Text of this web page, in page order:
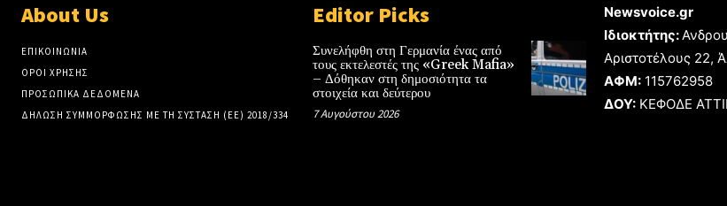
About Us
ΕΠΙΚΟΙΝΩΝΙΑ
ΟΡΟΙ ΧΡΗΣΗΣ
ΠΡΟΣΩΠΙΚΑ ΔΕΔΟΜΕΝΑ
ΔΗΛΩΣΗ ΣΥΜΜΟΡΦΩΣΗΣ ΜΕ ΤΗ ΣΥΣΤΑΣΗ (ΕΕ) 2018/334
Editor Picks
Συνελήφθη στη Γερμανία ένας από
τους εκτελεστές της «Greek Mafia»
– Δόθηκαν στη δημοσιότητα τα
στοιχεία και δεύτερου
7 Αυγούστου 2026
Newsvoice.gr
Ιδιοκτήτης:
Αριστοτέλους 22,
ΑΦΜ: 115762958
ΔΟΥ: ΚΕΦΟΔΕ